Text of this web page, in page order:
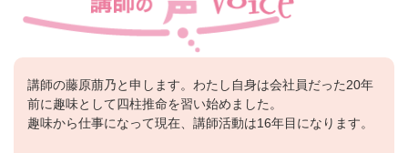
講師の藤原萠乃と申します。わたし自身は会社員だった20年
前に趣味として四柱推命を習い始めました。
趣味から仕事になって現在、講師活動は16年目になります。